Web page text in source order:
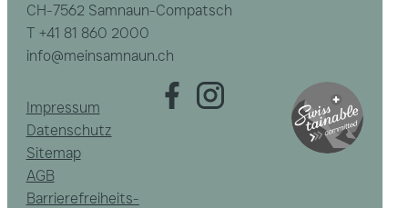
CH-7562 Samnaun-Compatsch
T +41 81 860 2000
info@meinsamnaun.ch
Impressum
Datenschutz
Sitemap
AGB
Barrierefreiheits­